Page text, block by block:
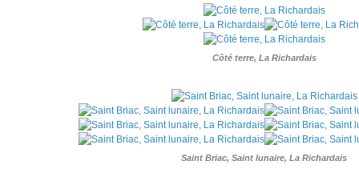
Côté terre, La Richardais
Saint Briac, Saint lunaire, La Richardais